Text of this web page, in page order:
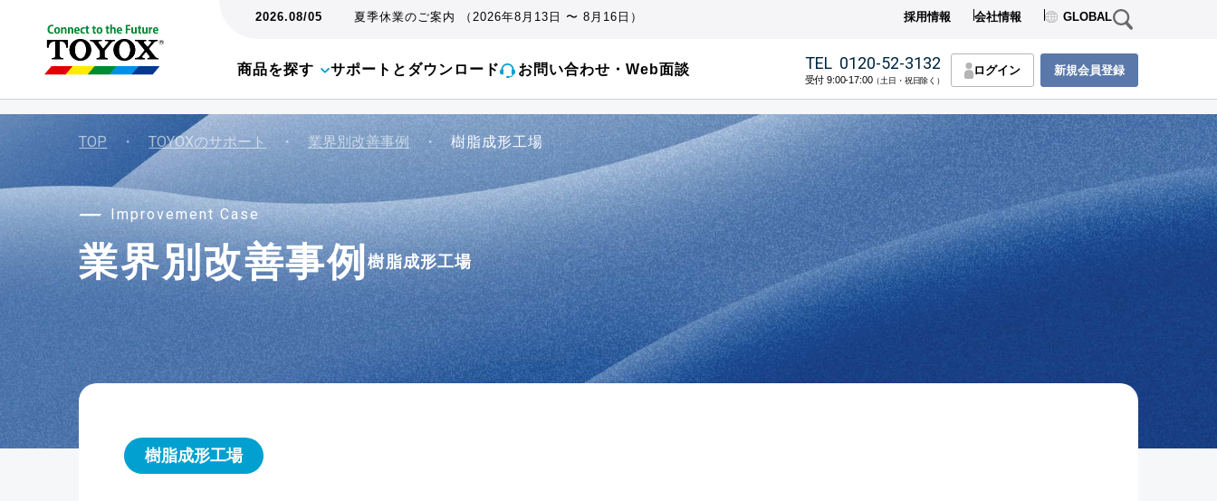
2026.08/05 夏季休業のご案内 （2026年8月13日 〜 8月16日） 採用情報 会社情報 GLOBAL
商品を探す サポートとダウンロード お問い合わせ・Web面談 TEL 0120-52-3132
受付 9:00-17:00（土日・祝日除く）
ログイン 新規会員登録
TOP ・ TOYOXのサポート ・ 業界別改善事例 ・ 樹脂成形工場
Improvement Case
業界別改善事例樹脂成形工場
樹脂成形工場